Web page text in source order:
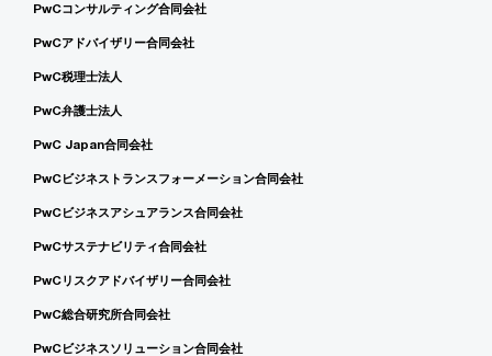
PwCコンサルティング合同会社
PwCアドバイザリー合同会社
PwC税理士法人
PwC弁護士法人
PwC Japan合同会社
PwCビジネストランスフォーメーション合同会社
PwCビジネスアシュアランス合同会社
PwCサステナビリティ合同会社
PwCリスクアドバイザリー合同会社
PwC総合研究所合同会社
PwCビジネスソリューション合同会社